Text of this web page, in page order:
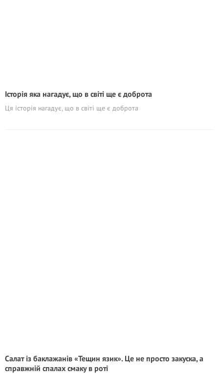
Історія яка нагадує, що в світі ще є доброта
Ця історія нагадує, що в світі ще є доброта
Салат із баклажанів «Тещин язик». Це не просто закуска, а
справжній спалах смаку в роті